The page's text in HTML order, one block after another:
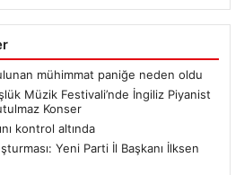
mühimmat paniğe neden oldu
Müzik Festivali’nde İngiliz Piyanist
Konser
kontrol altında
Yeni Parti İl Başkanı İlksen